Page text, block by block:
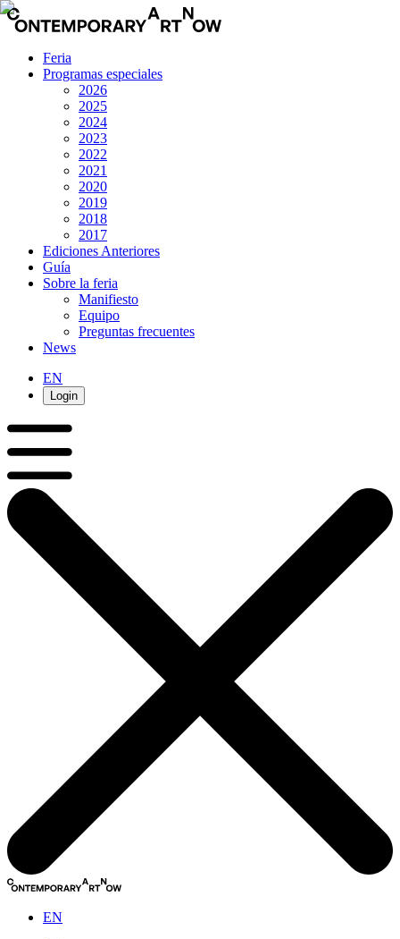
Feria
Programas especiales
2026
2025
2024
2023
2022
2021
2020
2019
2018
2017
Ediciones Anteriores
Guía
Sobre la feria
Manifiesto
Equipo
Preguntas frecuentes
News
EN
Login
EN